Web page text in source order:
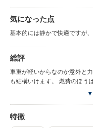
す。 シートヒーターは重宝し
ーターが明るくとても見やす
トガラスは、車内に入った時
す。 今までの車に比べて
気になった点
基本的には静かで快適ですが
総評
車重が軽いからなのか意外と
も結構いけます。 燃費のほう
では24k/L位です。 加速もス
です。
▼
特徴